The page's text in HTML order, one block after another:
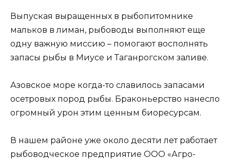
Выпуская выращенных в рыбопитомнике
мальков в лиман, рыбоводы выполняют еще
одну важную миссию – помогают восполнять
запасы рыбы в Миусе и Таганрогском заливе.
Азовское море когда-то славилось запасами
осетровых пород рыбы. Браконьерство нанесло
огромный урон этим ценным биоресурсам.
В нашем районе уже около десяти лет работает
рыбоводческое предприятие ООО «Агро-